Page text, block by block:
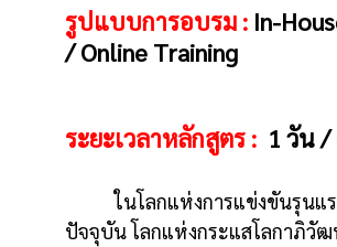
รูปแบบการอบรม : In-
/ Online Training
ระยะเวลาหลักสูตร : 1 วัน /
ในโลกแห่งการแข่งขันรุนแ
ปัจจุบัน โลกแห่งกระแสโลกาภิวั